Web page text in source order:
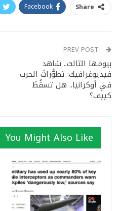
Share
Facebook
بيومها الثالث.. شاهد
فيديوغرافيك: تطوُّراتُ الحرب
في أوكرانيا.. هل تسقُطُ
كييف؟
You Might Also Like